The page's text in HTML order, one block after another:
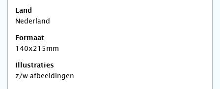
Land
Nederland
Formaat
140x215mm
Illustraties
z/w afbeeldingen